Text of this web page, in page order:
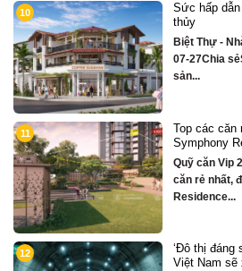
2
Chỉ hơn
sông Hàn
tỷ
Quỹ căn
Chỉ hơn 16
3
Biệt thự
tâm Đà
hoa DIFF
Quỹ căn
sẻCHỈ
4
Nhà phố
căn hộ